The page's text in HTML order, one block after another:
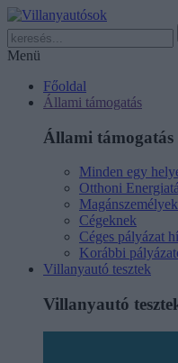
Menü
Főoldal
Állami támogatás
Állami támogatás
Minden egy
Otthoni
Cégeknek
Céges pályázat
Korábbi
Villanyautó tesztek
Villanyautó